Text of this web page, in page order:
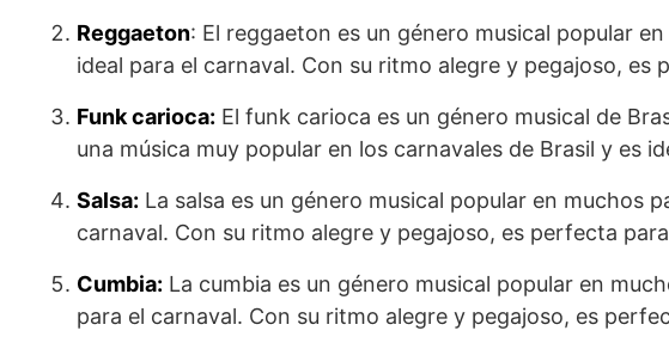
Reggaeton: El reggaeton es un género musical popular
ideal para el carnaval. Con su ritmo alegre y pegajoso, es
Funk carioca: El funk carioca es un género musical de
una música muy popular en los carnavales de Brasil y es
Salsa: La salsa es un género musical popular en muchos
carnaval. Con su ritmo alegre y pegajoso, es perfecta
Cumbia: La cumbia es un género musical popular en
para el carnaval. Con su ritmo alegre y pegajoso, es